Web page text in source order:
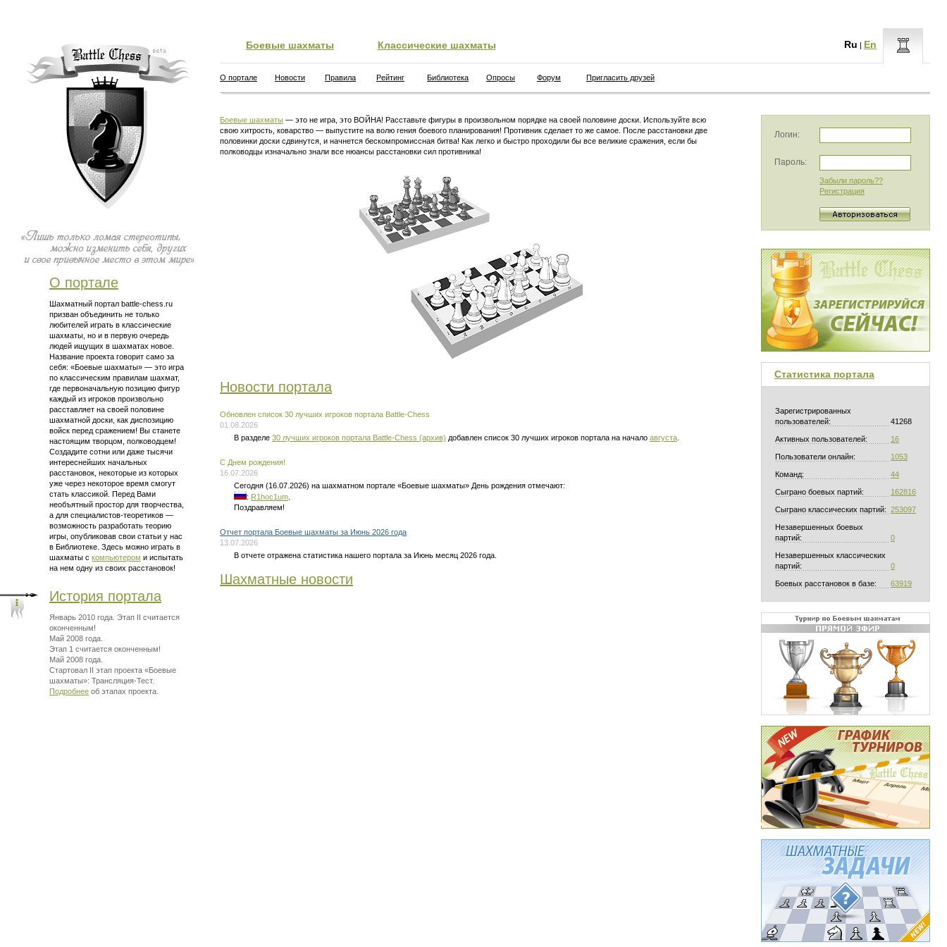
О портале
Шахматный портал battle-chess.ru
призван объединить не только
любителей играть в классические
шахматы, но и в первую очередь
людей ищущих в шахматах новое.
Название проекта говорит само за
себя: «Боевые шахматы» — это игра
по классическим правилам шахмат,
где первоначальную позицию фигур
каждый из игроков произвольно
расставляет на своей половине
шахматной доски, как диспозицию
войск перед сражением! Вы станете
настоящим творцом, полководцем!
Создадите сотни или даже тысячи
интереснейших начальных
расстановок, некоторые из которых
уже через некоторое время смогут
стать классикой. Перед Вами
необъятный простор для творчества,
а для специалистов-теоретиков —
возможность разработать теорию
игры, опубликовав свои статьи у нас
в Библиотеке. Здесь можно играть в
шахматы с компьютером и испытать
на нем одну из своих расстановок!
История портала
Январь 2010 года. Этап II считается
оконченным!
Май 2008 года.
Этап 1 считается оконченным!
Май 2008 года.
Стартовал II этап проекта «Боевые
шахматы»: Трансляция-Тест.
Подробнее об этапах проекта.
Боевые шахматы Классические шахматы Ru | En
О портале Новости Правила Рейтинг Библиотека Опросы Форум Пригласить друзей
Боевые шахматы — это не игра, это ВОЙНА! Расставьте фигуры в произвольном порядке на своей половине доски. Используйте всю
свою хитрость, коварство — выпустите на волю гения боевого планирования! Противник сделает то же самое. После расстановки две
половинки доски сдвинутся, и начнется бескомпромиссная битва! Как легко и быстро проходили бы все великие сражения, если бы
полководцы изначально знали все нюансы расстановки сил противника!
Новости портала
Обновлен список 30 лучших игроков портала Battle-Chess
01.08.2026
В разделе 30 лучших игроков портала Battle-Chess (архив) добавлен список 30 лучших игроков портала на начало августа
C Днем рождения!
16.07.2026
Сегодня (16.07.2026) на шахматном портале «Боевые шахматы» День рождения отмечают:
: R1hoc1um
Поздравляем!
Отчет портала Боевые шахматы за Июнь 2026 года
13.07.2026
В отчете отражена статистика нашего портала за Июнь месяц 2026 года.
Шахматные новости
Логин:
Пароль:
Забыли пароль??
Регистрация
Статистика портала
Зарегистрированных
пользователей:
41268
Активных пользователей: 16
Пользователи онлайн: 1053
Команд: 44
Сыграно боевых партий: 162816
Сыграно классических партий: 253097
Незавершенных боевых
партий:
0
Незавершенных классических
партий:
0
Боевых расстановок в базе: 63919